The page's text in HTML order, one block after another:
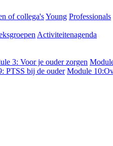
of collega'sYoung Professionals
Activiteitenagenda
3: Voor je ouder zorgen
PTSS bij de ouder Module